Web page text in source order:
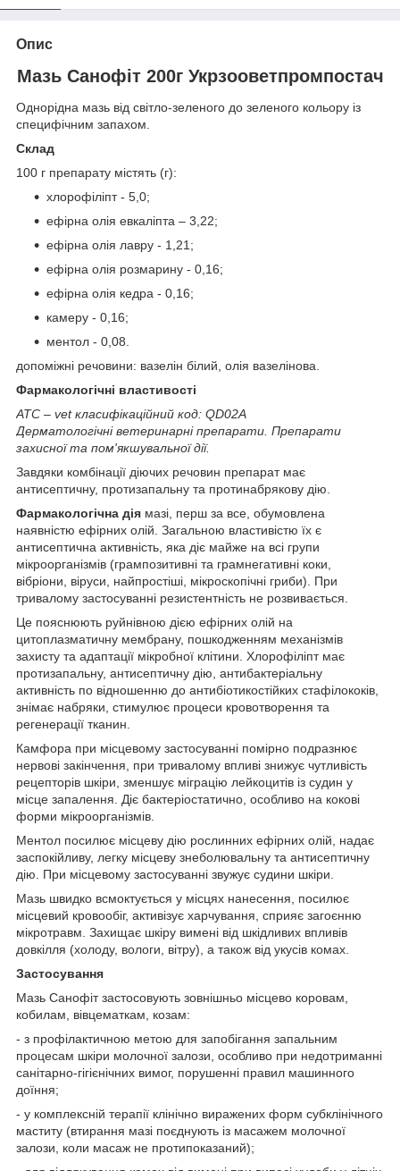
Опис
Мазь Санофіт 200г Укрзооветпромпостач
Однорідна мазь від світло-зеленого до зеленого кольору із
специфічним запахом.
Склад
100 г препарату містять (г):
хлорофіліпт - 5,0;
ефірна олія евкаліпта – 3,22;
ефірна олія лавру - 1,21;
ефірна олія розмарину - 0,16;
ефірна олія кедра - 0,16;
камеру - 0,16;
ментол - 0,08.
допоміжні речовини: вазелін білий, олія вазелінова.
Фармакологічні властивості
ATC – vetкласифікаційний код: QD02A
Дерматологічніветеринарні препарати. Препарати
захисної та пом'якшувальної дії.
Завдяки комбінації діючих речовин препарат має
антисептичну, протизапальну та протинабрякову дію.
Фармакологічна дія мазі, перш за все, обумовлена
наявністю ефірних олій. Загальною властивістю їх є
антисептична активність, яка діє майже на всі групи
мікроорганізмів (грампозитивні та грамнегативні коки,
вібріони, віруси, найпростіші, мікроскопічні гриби). При
тривалому застосуванні резистентність не розвивається.
Це пояснюють руйнівною дією ефірних олій на
цитоплазматичну мембрану, пошкодженням механізмів
захисту та адаптації мікробної клітини. Хлорофіліпт має
протизапальну, антисептичну дію, антибактеріальну
активність по відношенню до антибіотикостійких стафілококів,
знімає набряки, стимулює процеси кровотворення та
регенерації тканин.
Камфора при місцевому застосуванні помірно подразнює
нервові закінчення, при тривалому впливі знижує чутливість
рецепторів шкіри, зменшує міграцію лейкоцитів із судин у
місце запалення. Діє бактеріостатично, особливо на кокові
форми мікроорганізмів.
Ментол посилює місцеву дію рослинних ефірних олій, надає
заспокійливу, легку місцеву знеболювальну та антисептичну
дію. При місцевому застосуванні звужує судини шкіри.
Мазь швидко всмоктується у місцях нанесення, посилює
місцевий кровообіг, активізує харчування, сприяє загоєнню
мікротравм. Захищає шкіру вимені від шкідливих впливів
довкілля (холоду, вологи, вітру), а також від укусів комах.
Застосування
Мазь Санофіт застосовують зовнішньо місцево коровам,
кобилам, вівцематкам, козам:
- з профілактичною метою для запобігання запальним
процесам шкіри молочної залози, особливо при недотриманні
санітарно-гігієнічних вимог, порушенні правил машинного
доїння;
- у комплексній терапії клінічно виражених форм субклінічного
маститу (втирання мазі поєднують із масажем молочної
залози, коли масаж не протипоказаний);